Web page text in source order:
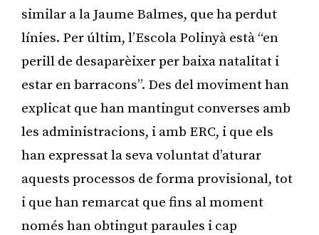
similar a la Jaume Balmes, que ha perdut
línies. Per últim, l’Escola Polinyà està “en
perill de desaparèixer per baixa natalitat i
estar en barracons”. Des del moviment han
explicat que han mantingut converses amb
les administracions, i amb ERC, i que els
han expressat la seva voluntat d’aturar
aquests processos de forma provisional, tot
i que han remarcat que fins al moment
només han obtingut paraules i cap